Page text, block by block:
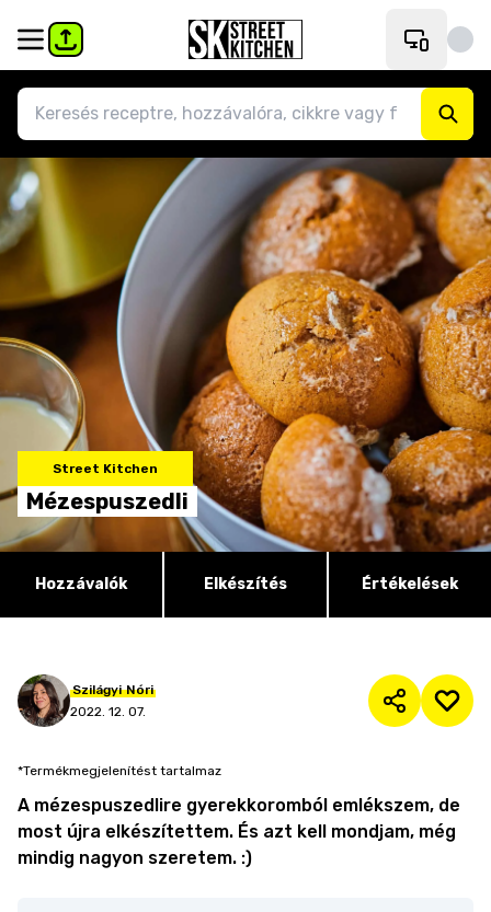
Street Kitchen
Mézespuszedli
Hozzávalók Elkészítés Értékelések
Szilágyi Nóri
2022. 12. 07.
*Termékmegjelenítést tartalmaz
A mézespuszedlire gyerekkoromból emlékszem, de
most újra elkészítettem. És azt kell mondjam, még
mindig nagyon szeretem. :)